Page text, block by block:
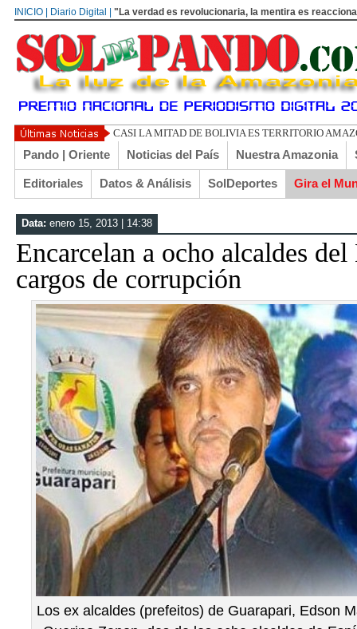
INICIO | Diario Digital | "La verdad es revolucionaria, la mentira es
CASI LA MITAD DE BOLIVIA ES TERRITORIO
Pando | Oriente Noticias del País Nuestra Amazonia
Editoriales Datos & Análisis SolDeportes Gira el
Data: enero 15, 2013 | 14:38
Encarcelan a ocho alcaldes
cargos de corrupción
Los ex alcaldes (prefeitos) de Guarapari, Edson